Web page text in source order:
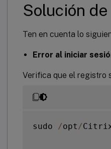
Solución
Ten en cuenta lo
Error al iniciar
Verifica que el registro
sudo /opt /